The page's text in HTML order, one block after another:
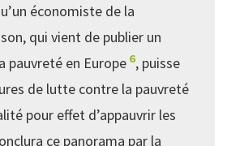
économiste de la
qui vient de publier un
pauvreté en Europe 6, puisse
de lutte contre la pauvreté
pour effet d’appauvrir les
ce panorama par la